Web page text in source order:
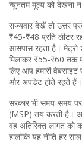
न्यूनतम मूल्य को देखना
राज्यवार देखें तो उत्तर
₹45‑₹48 प्रति लीटर
आसपास रहता है। मेट्रो
मिलाकर ₹55‑₹60
लिए आप हमारी
और अपडेट होते रहते हैं।
सरकार भी समय‑समय
(MSP) तय करती है।
वह अतिरिक्त लागत
हालांकि यह नीति हर